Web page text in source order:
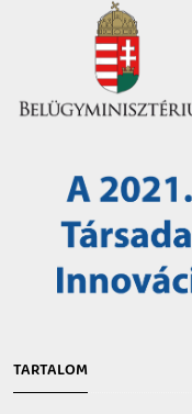
TARTALOM